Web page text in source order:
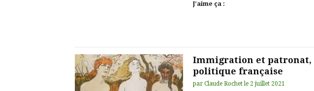
J’aime ça :
Immigration et patronat,
politique française
par Claude Rochet le 2 juillet 2021